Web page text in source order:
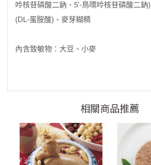
呤核苷磷酸二鈉、5'-鳥嘌呤核苷磷酸二鈉
(DL-蛋胺酸)、麥芽糊精
內含致敏物：大豆、小麥
相關商品推薦